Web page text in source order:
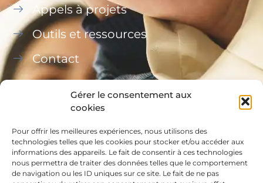
Gérer le consentement aux
cookies
Pour offrir les meilleures expériences, nous utilisons des
technologies telles que les cookies pour stocker et/ou accéder aux
informations des appareils. Le fait de consentir à ces technologies
nous permettra de traiter des données telles que le comportement
de navigation ou les ID uniques sur ce site. Le fait de ne pas
Appels à projets
Outils et ressources
Contact
Ce site a été financé à l’aide du FEDER (REACT-UE)
dans le cadre de la réponse de l’Union européenne
à la pandémie COVID-19, L’Europe s’engage à La